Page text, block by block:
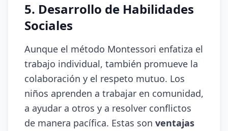
5. Desarrollo de Habilidades
Sociales
Aunque el método Montessori enfatiza el
trabajo individual, también promueve la
colaboración y el respeto mutuo. Los
niños aprenden a trabajar en comunidad,
a ayudar a otros y a resolver conflictos
de manera pacífica. Estas son ventajas